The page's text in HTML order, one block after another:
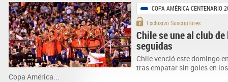
COPA AMÉRICA CENTENARIO
Exclusivo Suscriptores
Chile se une al club
seguidas
Chile venció este domingo
tras empatar sin goles en
Copa América...